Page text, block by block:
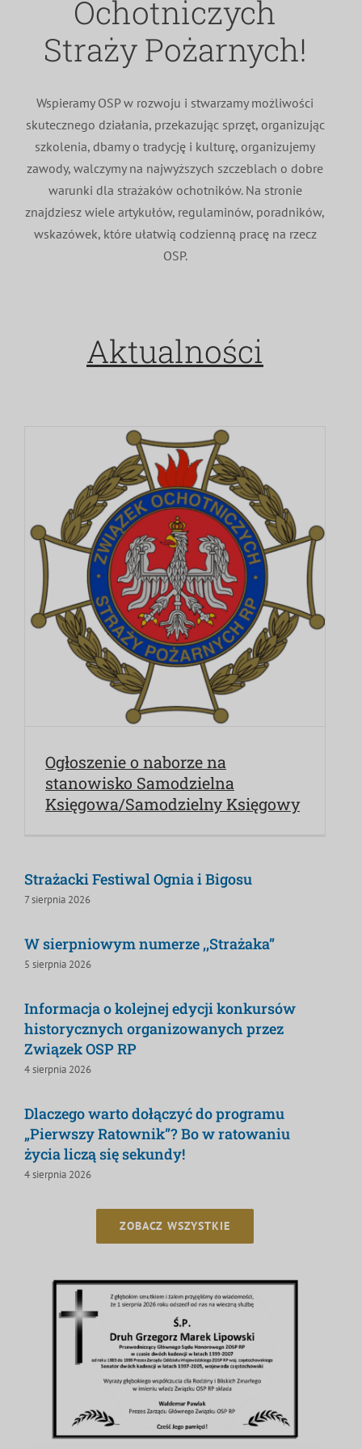
MDP i DDP
PNWM
Floriany
Projekty
Poradnik
100-lecie
Ochotniczych
Straży Pożarnych!
Wspieramy OSP w rozwoju i stwarzamy możliwości
skutecznego działania, przekazując sprzęt, organizując
szkolenia, dbamy o tradycję i kulturę, organizujemy
zawody, walczymy na najwyższych szczeblach o dobre
warunki dla strażaków ochotników. Na stronie
znajdziesz wiele artykułów, regulaminów, poradników,
wskazówek, które ułatwią codzienną pracę na rzecz
OSP.
Aktualności
Ogłoszenie o naborze na
stanowisko Samodzielna
Księgowa/Samodzielny Księgowy
Strażacki Festiwal Ognia i Bigosu
7 sierpnia 2026
W sierpniowym numerze ,,Strażaka”
5 sierpnia 2026
Informacja o kolejnej edycji konkursów
historycznych organizowanych przez
Związek OSP RP
4 sierpnia 2026
Dlaczego warto dołączyć do programu
„Pierwszy Ratownik”? Bo w ratowaniu
życia liczą się sekundy!
4 sierpnia 2026
ZOBACZ WSZYSTKIE